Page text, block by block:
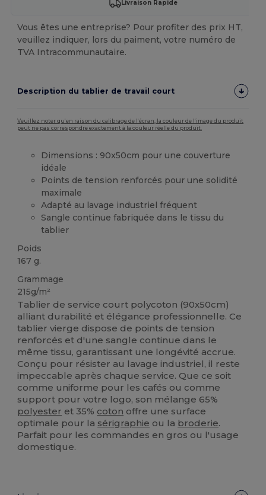
Livraison Rapide
Vous êtes une entreprise? Pour profiter des prix HT,
veuillez indiquer, lors du paiment, votre numéro de
TVA Intracommunautaire.
Description du tablier de travail court
Veuillez noter qu'en raison du calibrage de l'écran, la couleur de l'image du produit
peut ne pas correspondre exactement à la couleur réelle du produit.
Dimensions : 90x50cm pour une couverture
idéale
Points de tension renforcés pour une solidité
maximale
Adapté au lavage industriel fréquent
Sangle continue fabriquée dans le tissu du
tablier
Poids
167 g.
Grammage
215g/m²
Tablier de service court polycoton (90x50cm)
alliant durabilité et élégance professionnelle. Ce
tablier vierge dispose de points de tension
renforcés et d'une sangle continue dans le
même tissu, garantissant une longévité accrue.
Conçu pour résister au lavage industriel, il reste
impeccable après chaque service. Que ce soit
comme uniforme pour les cafés ou comme
support pour votre logo, son mélange 65%
polyester et 35% coton offre une surface
optimale pour la sérigraphie ou la broderie.
Parfait pour les commandes en gros ou l'usage
domestique.